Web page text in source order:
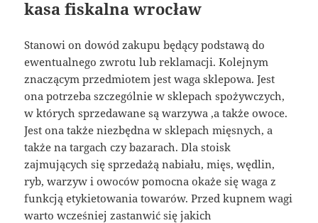
kasa fiskalna wrocław
Stanowi on dowód zakupu będący podstawą do
ewentualnego zwrotu lub reklamacji. Kolejnym
znaczącym przedmiotem jest waga sklepowa. Jest
ona potrzeba szczególnie w sklepach spożywczych,
w których sprzedawane są warzywa ,a także owoce.
Jest ona także niezbędna w sklepach mięsnych, a
także na targach czy bazarach. Dla stoisk
zajmujących się sprzedażą nabiału, mięs, wędlin,
ryb, warzyw i owoców pomocna okaże się waga z
funkcją etykietowania towarów. Przed kupnem wagi
warto wcześniej zastanwić się jakich